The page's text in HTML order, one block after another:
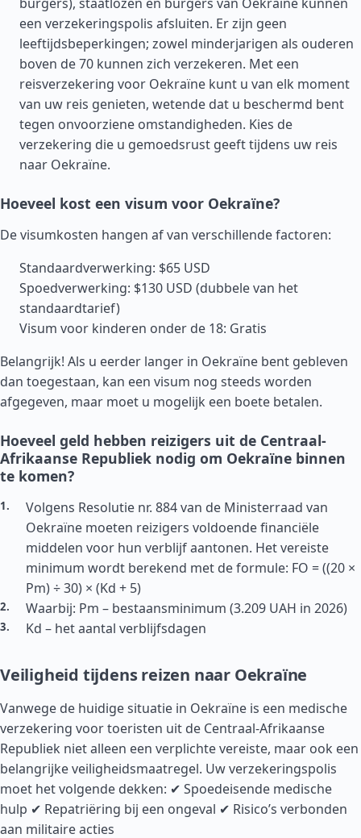
een verzekeringspolis afsluiten. Er zijn geen
leeftijdsbeperkingen; zowel minderjarigen als ouderen
boven de 70 kunnen zich verzekeren. Met een
reisverzekering voor Oekraïne kunt u van elk moment
van uw reis genieten, wetende dat u beschermd bent
tegen onvoorziene omstandigheden. Kies de
verzekering die u gemoedsrust geeft tijdens uw reis
naar Oekraïne.
Hoeveel kost een visum voor Oekraïne?
De visumkosten hangen af van verschillende factoren:
Standaardverwerking: $65 USD
Spoedverwerking: $130 USD (dubbele van het
standaardtarief)
Visum voor kinderen onder de 18: Gratis
Belangrijk! Als u eerder langer in Oekraïne bent gebleven
dan toegestaan, kan een visum nog steeds worden
afgegeven, maar moet u mogelijk een boete betalen.
Hoeveel geld hebben reizigers uit de Centraal-
Afrikaanse Republiek nodig om Oekraïne binnen
te komen?
Volgens Resolutie nr. 884 van de Ministerraad van
Oekraïne moeten reizigers voldoende financiële
middelen voor hun verblijf aantonen. Het vereiste
minimum wordt berekend met de formule: FO = ((20 ×
Pm) ÷ 30) × (Kd + 5)
Waarbij: Pm – bestaansminimum (3.209 UAH in 2026)
Kd – het aantal verblijfsdagen
Veiligheid tijdens reizen naar Oekraïne
Vanwege de huidige situatie in Oekraïne is een medische
verzekering voor toeristen uit de Centraal-Afrikaanse
Republiek niet alleen een verplichte vereiste, maar ook een
belangrijke veiligheidsmaatregel. Uw verzekeringspolis
moet het volgende dekken: ✔ Spoedeisende medische
hulp ✔ Repatriëring bij een ongeval ✔ Risico’s verbonden
aan militaire acties